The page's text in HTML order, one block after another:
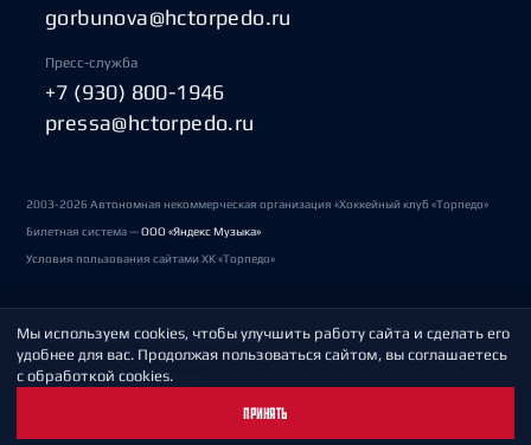
gorbunova@hctorpedo.ru
Пресс-служба
+7 (930) 800-1946
pressa@hctorpedo.ru
2003-2026 Автономная некоммерческая организация «Хоккейный клуб «Торпедо»
Билетная система —ООО «Яндекс Музыка»
Условия пользования сайтами ХК «Торпедо»
Политика обработки персональных данных
Пользовательское соглашение
Мы используем cookies, чтобы улучшить работу сайта и сделать его
удобнее для вас. Продолжая пользоваться сайтом, вы соглашаетесь
с обработкой cookies.
ПРИНЯТЬ